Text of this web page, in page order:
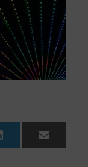
LinkedIn Email